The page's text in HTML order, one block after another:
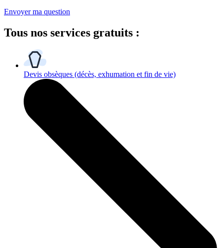
Envoyer ma question
Tous nos services gratuits :
Devis obsèques (décès, exhumation et fin de vie)